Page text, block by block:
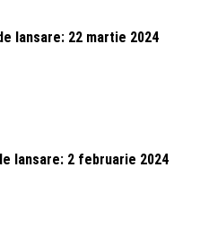
lansare: 22 martie 2024
lansare: 2 februarie 2024